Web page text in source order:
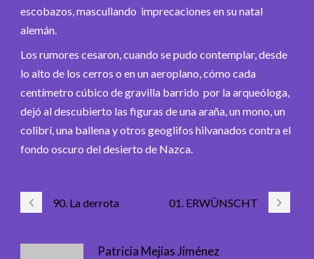
escobazos, mascullando imprecaciones en su natal
alemán.
Los rumores cesaron, cuando se pudo contemplar, desde
lo alto de los cerros o en un aeroplano, cómo cada
centímetro cúbico de gravilla barrido por la arqueóloga,
dejó al descubierto las figuras de una araña, un mono, un
colibrí, una ballena y otros geoglifos hilvanados contra el
fondo oscuro del desierto de Nazca.
90. La derrota 01. ERWÜNSCHT
Patricia Mejías Jiménez